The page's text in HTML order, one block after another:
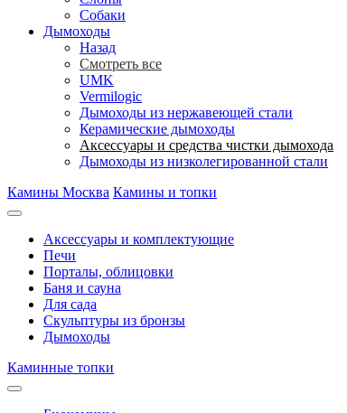
Собаки
Дымоходы
Назад
Смотреть все
UMK
Vermilogic
Дымоходы из нержавеющей стали
Керамические дымоходы
Аксессуары и средства чистки дымохода
Дымоходы из низколегированной стали
Камины Москва Камины и топки
Аксессуары и комплектующие
Печи
Порталы, облицовки
Баня и сауна
Для сада
Скульптуры из бронзы
Дымоходы
Каминные топки